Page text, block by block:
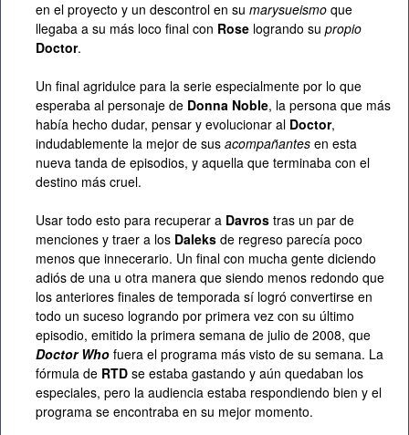
en el proyecto y un descontrol en su marysueismo que
llegaba a su más loco final con Rose logrando su propio
Doctor.
Un final agridulce para la serie especialmente por lo que
esperaba al personaje de Donna Noble, la persona que más
había hecho dudar, pensar y evolucionar al Doctor,
indudablemente la mejor de sus acompañantes en esta
nueva tanda de episodios, y aquella que terminaba con el
destino más cruel.
Usar todo esto para recuperar a Davros tras un par de
menciones y traer a los Daleks de regreso parecía poco
menos que innecerario. Un final con mucha gente diciendo
adiós de una u otra manera que siendo menos redondo que
los anteriores finales de temporada sí logró convertirse en
todo un suceso logrando por primera vez con su último
episodio, emitido la primera semana de julio de 2008, que
Doctor Who fuera el programa más visto de su semana. La
fórmula de RTD se estaba gastando y aún quedaban los
especiales, pero la audiencia estaba respondiendo bien y el
programa se encontraba en su mejor momento.